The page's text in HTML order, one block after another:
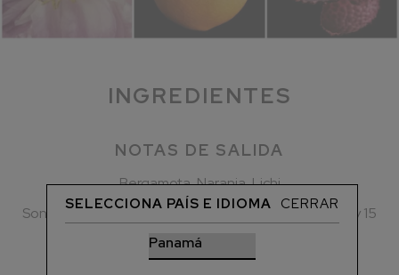
SELECCIONA PAÍS E IDIOMA CERRAR
INGREDIENTES
NOTAS DE SALIDA
Bergamota, Naranja, Lichi
Son la primera impresión del perfume, duran entre 5 y 15
minutos después de aplicarlo en la piel.